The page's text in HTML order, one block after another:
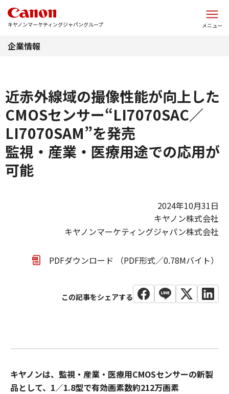
キヤノンマーケティングジャパングループ メニュー
企業情報
近赤外線域の撮像性能が向上した
CMOSセンサー“LI7070SAC／
LI7070SAM”を発売
監視・産業・医療用途での応用が
可能
2024年10月31日
キヤノン株式会社
キヤノンマーケティングジャパン株式会社
PDFダウンロード （PDF形式／0.78Mバイト）
キヤノンは、監視・産業・医療用CMOSセンサーの新製
品として、1／1.8型で有効画素数約212万画素